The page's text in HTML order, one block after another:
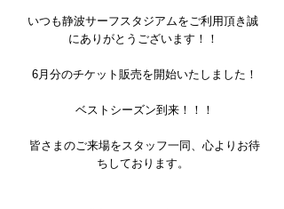
いつも静波サーフスタジアムをご利用頂き誠
にありがとうございます！！
6月分のチケット販売を開始いたしました！
ベストシーズン到来！！！
皆さまのご来場をスタッフ一同、心よりお待
ちしております。